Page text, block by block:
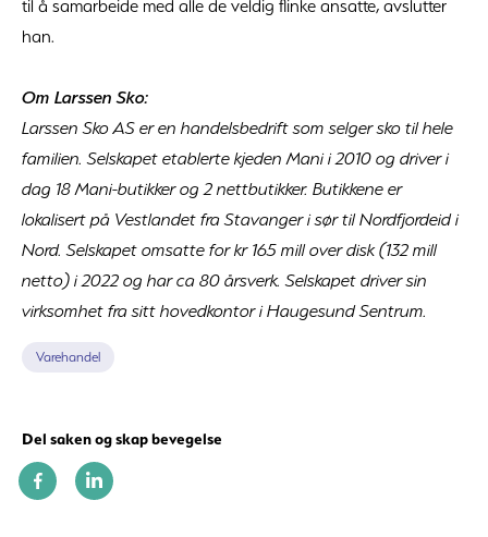
til å samarbeide med alle de veldig flinke ansatte, avslutter
han.
Om Larssen Sko:
Larssen Sko AS er en handelsbedrift som selger sko til hele
familien. Selskapet etablerte kjeden Mani i 2010 og driver i
dag 18 Mani-butikker og 2 nettbutikker. Butikkene er
lokalisert på Vestlandet fra Stavanger i sør til Nordfjordeid i
Nord. Selskapet omsatte for kr 165 mill over disk (132 mill
netto) i 2022 og har ca 80 årsverk. Selskapet driver sin
virksomhet fra sitt hovedkontor i Haugesund Sentrum.
Varehandel
Del saken og skap bevegelse